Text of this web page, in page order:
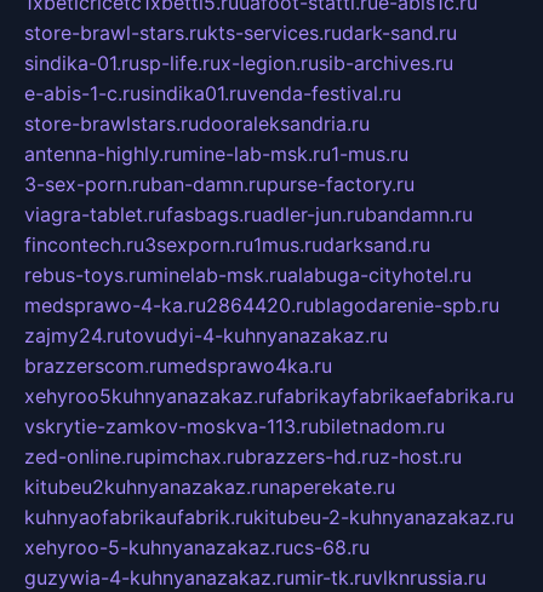
store-brawl-stars.rukts-services.rudark-sand.ru
sindika-01.rusp-life.rux-legion.rusib-archives.ru
e-abis-1-c.rusindika01.ruvenda-festival.ru
store-brawlstars.rudooraleksandria.ru
antenna-highly.rumine-lab-msk.ru1-mus.ru
3-sex-porn.ruban-damn.rupurse-factory.ru
viagra-tablet.rufasbags.ruadler-jun.rubandamn.ru
fincontech.ru3sexporn.ru1mus.rudarksand.ru
rebus-toys.ruminelab-msk.rualabuga-cityhotel.ru
medsprawo-4-ka.ru2864420.rublagodarenie-spb.ru
zajmy24.rutovudyi-4-kuhnyanazakaz.ru
brazzerscom.rumedsprawo4ka.ru
xehyroo5kuhnyanazakaz.rufabrikayfabrikaefabrika.ru
vskrytie-zamkov-moskva-113.rubiletnadom.ru
zed-online.rupimchax.rubrazzers-hd.ruz-host.ru
kitubeu2kuhnyanazakaz.runaperekate.ru
kuhnyaofabrikaufabrik.rukitubeu-2-kuhnyanazakaz.ru
xehyroo-5-kuhnyanazakaz.rucs-68.ru
guzywia-4-kuhnyanazakaz.rumir-tk.ruvlknrussia.ru